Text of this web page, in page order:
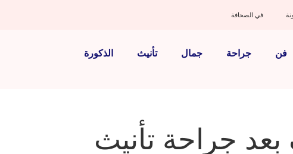
في الصحافة
فن جراحة جمال تأنيث الذكورة
جراحة تأنيث